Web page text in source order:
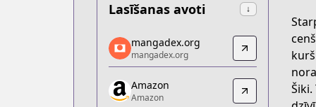
Lasīšanas avoti ↓
mangadex.org
mangadex.org
https://mangadex.org/title/85a99758-
Amazon
mangadex.org
mangadex.org
Amazon
Amazon